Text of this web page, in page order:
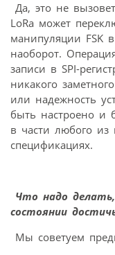
Да, это не
LoRa может
манипуляции FSK
наоборот.
записи в SPI-
никакого
или надежность
быть настроено и
в части любого из
спецификациях.
Что надо
состоянии
Мы советуем